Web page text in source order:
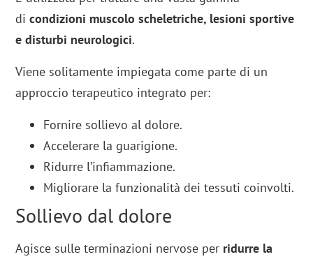
dicondizioni muscolo scheletriche, lesioni sportive
e disturbi neurologici.
Viene solitamente impiegata come parte di un
approccio terapeutico integrato per:
Fornire sollievo al dolore.
Accelerare la guarigione.
Ridurre l’infiammazione.
Migliorare la funzionalità dei tessuti coinvolti.
Sollievo dal dolore
Agisce sulle terminazioni nervose per ridurre la